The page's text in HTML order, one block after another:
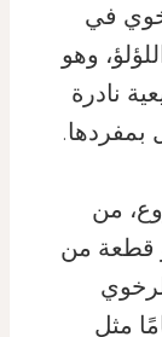
في
وهو
نادرة
بمفردها.
من
قطعة من
مثل